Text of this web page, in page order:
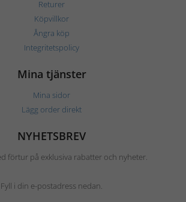
Returer
Köpvillkor
Ångra köp
Integritetspolicy
Mina tjänster
Mina sidor
Lägg order direkt
NYHETSBREV
förtur på exklusiva rabatter och nyheter.
Fyll i din e-postadress nedan.